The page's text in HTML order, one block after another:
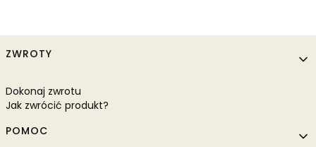
Linki w stopce
ZWROTY
Dokonaj zwrotu
Jak zwrócić produkt?
POMOC